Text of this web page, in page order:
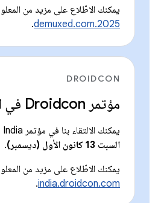
يمكنك الاطّلاع على مزيد من
2025.demuxed.com
.
DROIDCON
مؤتمر Droidcon في الهند 2025
يمكنك الالتقاء بنا في مؤتمر Droidcon India يوم
السبت 13 كانون الأول (ديسمبر)
.
يمكنك الاطّلاع على مزيد من
india.droidcon.com
.